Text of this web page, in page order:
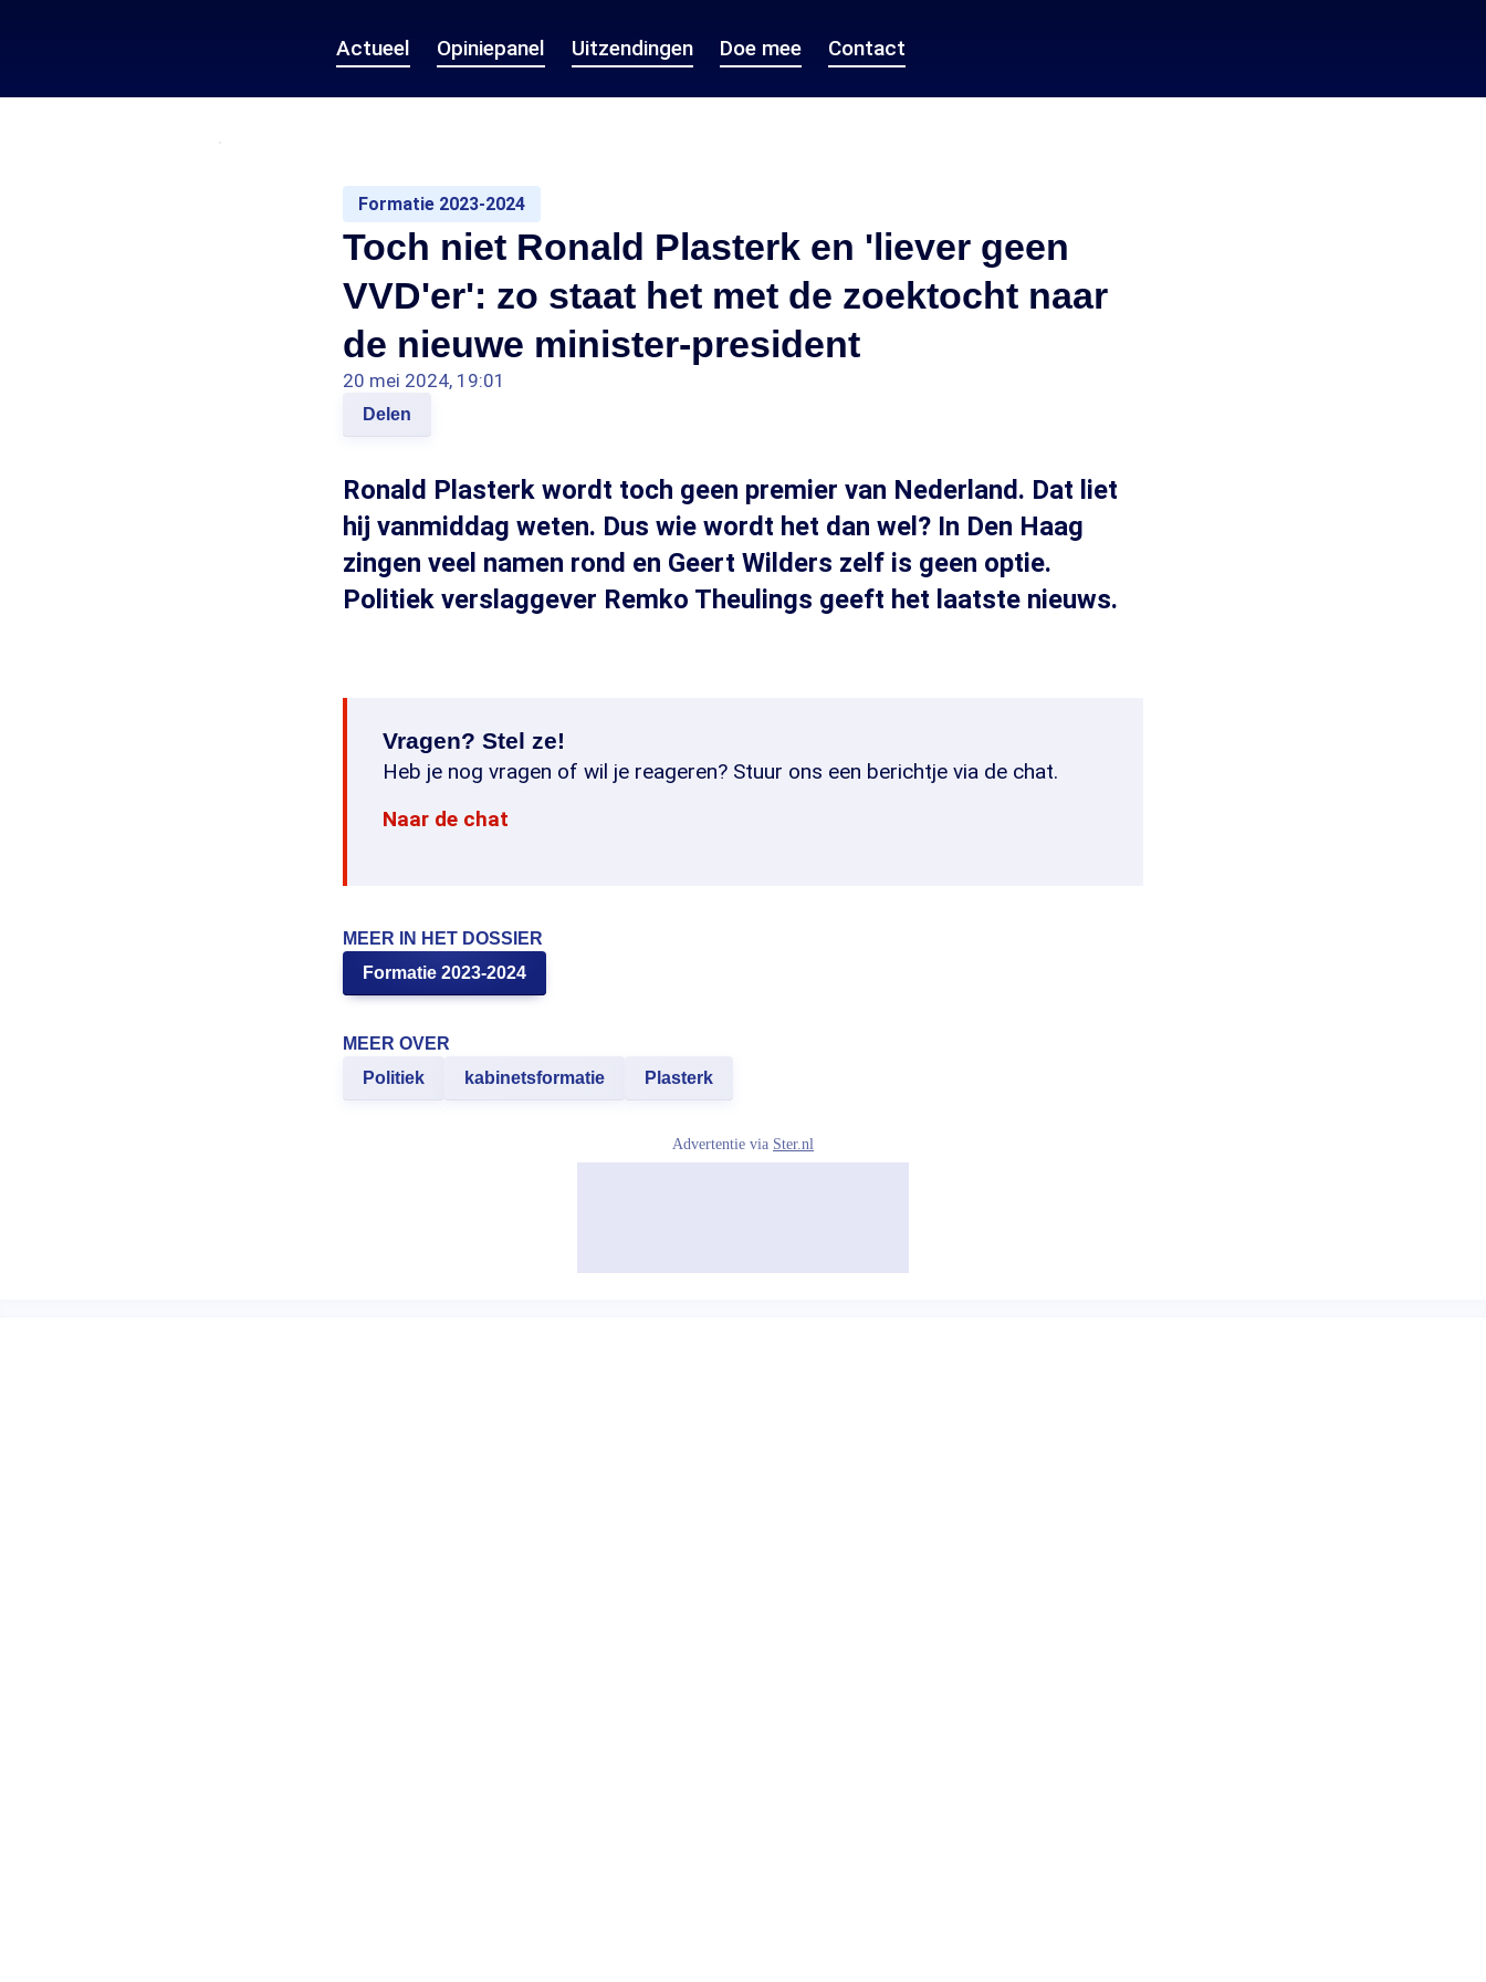
Actueel Opiniepanel Uitzendingen Doe mee Contact
Formatie 2023-2024
Toch niet Ronald Plasterk en 'liever geen
VVD'er': zo staat het met de zoektocht naar
de nieuwe minister-president
20 mei 2024, 19:01
Delen
Ronald Plasterk wordt toch geen premier van Nederland. Dat liet
hij vanmiddag weten. Dus wie wordt het dan wel? In Den Haag
zingen veel namen rond en Geert Wilders zelf is geen optie.
Politiek verslaggever Remko Theulings geeft het laatste nieuws.
Vragen? Stel ze!
Heb je nog vragen of wil je reageren? Stuur ons een berichtje via de chat.
Naar de chat
MEER IN HET DOSSIER
Formatie 2023-2024
MEER OVER
Politiek
kabinetsformatie Plasterk
Advertentie via Ster.nl